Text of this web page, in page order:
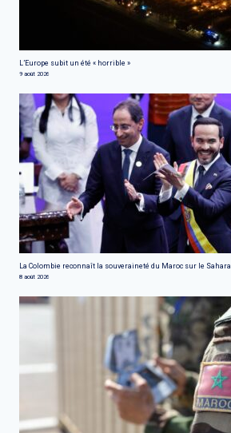
L’Europe subit un été « horrible »
9 août 2026
La Colombie reconnaît la souveraineté du Maroc sur le Sahara
8 août 2026